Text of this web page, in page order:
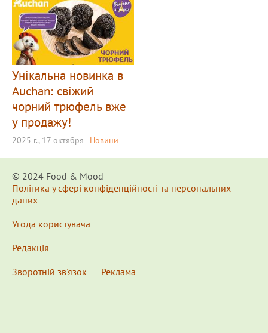
Унікальна новинка в
Auchan: свіжий
чорний трюфель вже
у продажу!
2025 г., 17 октября Новини
© 2024 Food & Мood
Політика у сфері конфіденційності та персональних
даних
Угода користувача
Редакція
Зворотній зв'язок
Реклама